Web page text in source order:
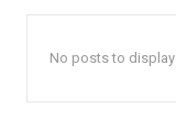
No posts to display